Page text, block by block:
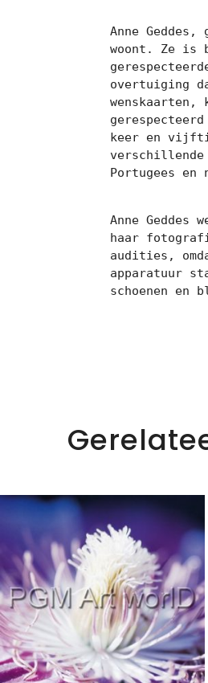
Anne
woont. Ze is
overtuiging
keer en
Portugees en
Anne
haar
audities,
apparatuur
schoenen en